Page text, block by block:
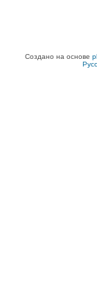
Создано на основе